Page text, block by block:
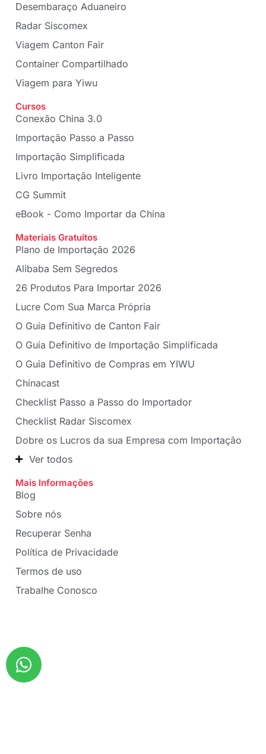
Desembaraço Aduaneiro
Radar Siscomex
Viagem Canton Fair
Container Compartilhado
Viagem para Yiwu
Cursos
Conexão China 3.0
Importação Passo a Passo
Importação Simplificada
Livro Importação Inteligente
CG Summit
eBook - Como Importar da China
Materiais Gratuitos
Plano de Importação 2026
Alibaba Sem Segredos
26 Produtos Para Importar 2026
Lucre Com Sua Marca Própria
O Guia Definitivo de Canton Fair
O Guia Definitivo de Importação Simplificada
O Guia Definitivo de Compras em YIWU
Chinacast
Checklist Passo a Passo do Importador
Checklist Radar Siscomex
Dobre os Lucros da sua Empresa com Importação
Ver todos
Mais Informações
Blog
Sobre nós
Recuperar Senha
Política de Privacidade
Termos de uso
Trabalhe Conosco